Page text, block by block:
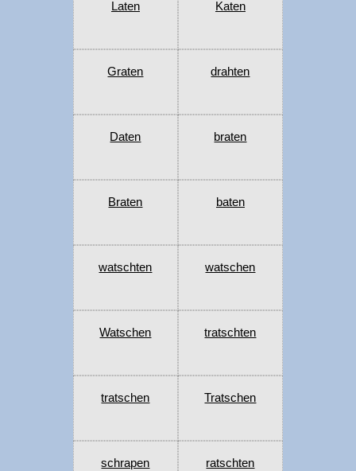
Laten Katen
Graten drahten
Daten braten
Braten baten
watschten watschen
Watschen tratschten
tratschen Tratschen
schrapen ratschten